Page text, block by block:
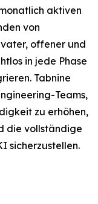
aktiven
von
offener und
in jede Phase
Tabnine
Teams,
zu erhöhen,
die vollständige
sicherzustellen.